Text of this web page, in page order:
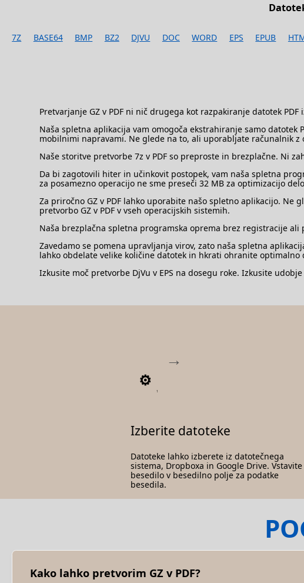
7Z BASE64 BMP BZ2 DJVU DOC WORD EPS EPUB
Pretvarjanje GZ v PDF ni nič drugega kot razpakiranje datotek PDF
Naša spletna aplikacija vam omogoča ekstrahiranje samo
mobilnimi napravami. Ne glede na to, ali uporabljate računalnik z
Naše storitve pretvorbe 7z v PDF so preproste in brezplačne. Ni
Da bi zagotovili hiter in učinkovit postopek, vam naša spletna
za posamezno operacijo ne sme preseči 32 MB za optimizacijo
Za priročno GZ v PDF lahko uporabite našo spletno aplikacijo.
pretvorbo GZ v PDF v vseh operacijskih sistemih.
Naša brezplačna spletna programska oprema brez registracije ali
Zavedamo se pomena upravljanja virov, zato naša spletna
lahko obdelate velike količine datotek in hkrati ohranite optimalno
Izkusite moč pretvorbe DjVu v EPS na dosegu roke. Izkusite
1
Izberite datoteke
Datoteke lahko izberete iz datotečnega
sistema, Dropboxa in Google Drive. Vstavite
besedilo v besedilno polje za podatke
besedila.
Kako lahko pretvorim GZ v PDF?